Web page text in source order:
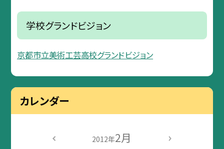
学校グランドビジョン
京都市立美術工芸高校グランドビジョン
カレンダー
2012年2月